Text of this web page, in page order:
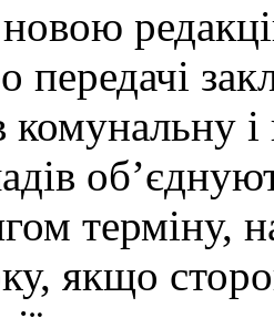
передачі
і
терміну,
якщо